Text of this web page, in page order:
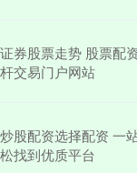
证券股票走势 股票配
杆交易门户网站
炒股配资选择配资 一
松找到优质平台